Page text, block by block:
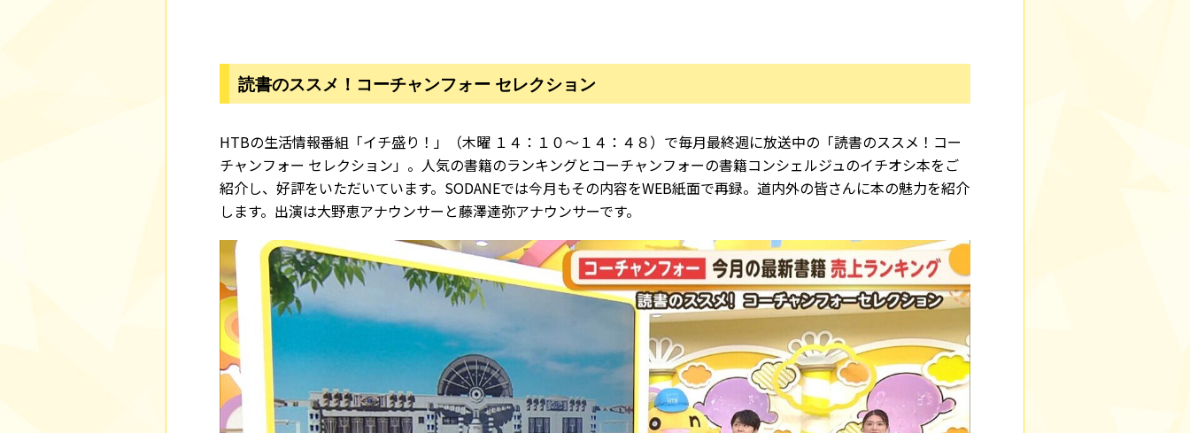
読書のススメ！コーチャンフォー セレクション
HTBの生活情報番組「イチ盛り！」（木曜 １４：１０～１４：４８）で毎月最終週に放送中の「読書のススメ！コー
チャンフォー セレクション」。人気の書籍のランキングとコーチャンフォーの書籍コンシェルジュのイチオシ本をご
紹介し、好評をいただいています。SODANEでは今月もその内容をWEB紙面で再録。道内外の皆さんに本の魅力を紹介
します。出演は大野恵アナウンサーと藤澤達弥アナウンサーです。